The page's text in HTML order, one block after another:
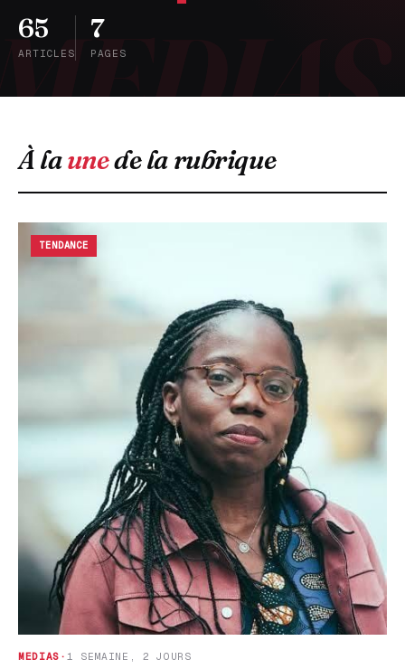
65
ARTICLES
7
PAGES
À launede la rubrique
TENDANCE
MEDIAS · 1 SEMAINE, 2 JOURS